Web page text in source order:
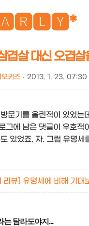
겹살 대신 오겹
오키즈 2013. 1. 23. 07:30
문기를 올린적이 있었는
그에 남은 댓글이 우호
있었죠. 자. 그럼 유명
] 유명세에 비해 기대보
는 탐라도야지...